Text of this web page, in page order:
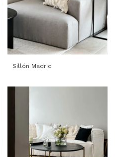
Sillón Madrid